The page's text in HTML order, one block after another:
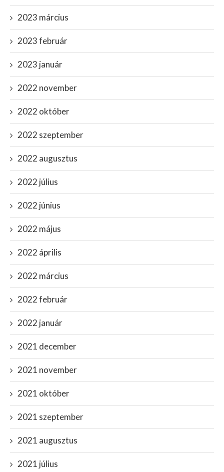
2023 március
2023 február
2023 január
2022 november
2022 október
2022 szeptember
2022 augusztus
2022 július
2022 június
2022 május
2022 április
2022 március
2022 február
2022 január
2021 december
2021 november
2021 október
2021 szeptember
2021 augusztus
2021 július